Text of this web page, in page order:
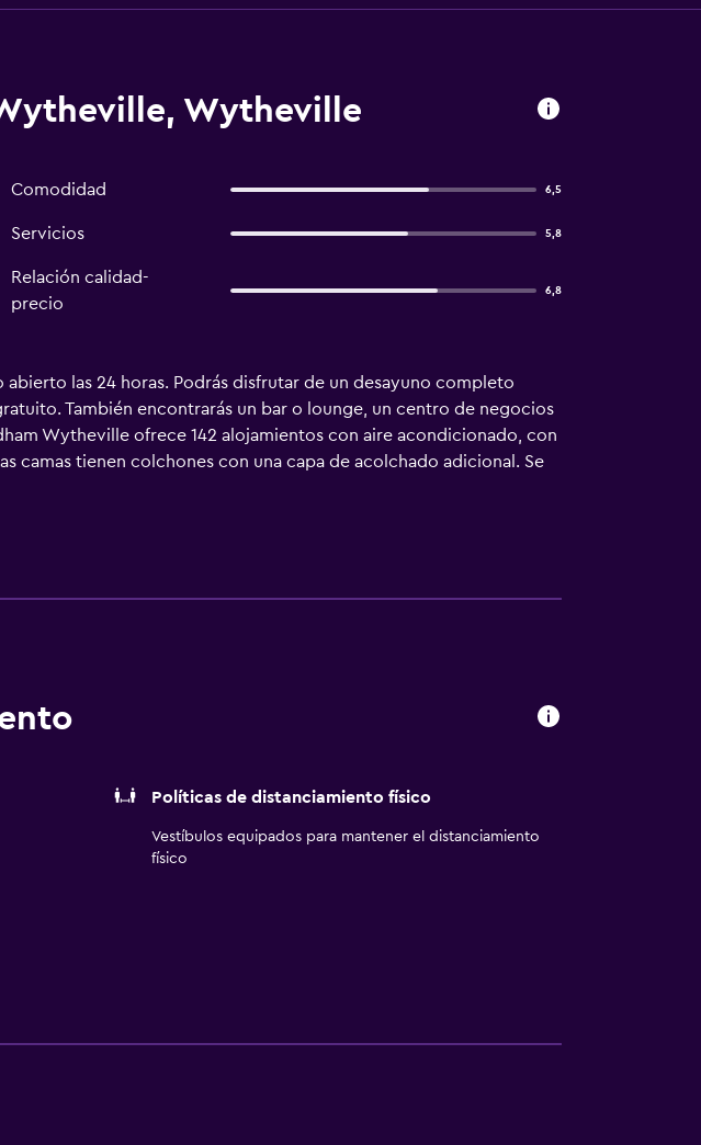
Wytheville
Comodidad 6,5
Servicios 5,8
Relación calidad-
precio
6,8
las 24 horas. Podrás disfrutar de un desayuno completo
También encontrarás un bar o lounge, un centro de negocios
Wytheville ofrece 142 alojamientos con aire acondicionado, con
camas tienen colchones con una capa de acolchado adicional. Se
Los baños están equipados con ducha y bañera combinadas
pueden navegar por la web gracias a nuestro acceso a
Políticas de distanciamiento físico
Vestíbulos equipados para mantener el distanciamiento
físico